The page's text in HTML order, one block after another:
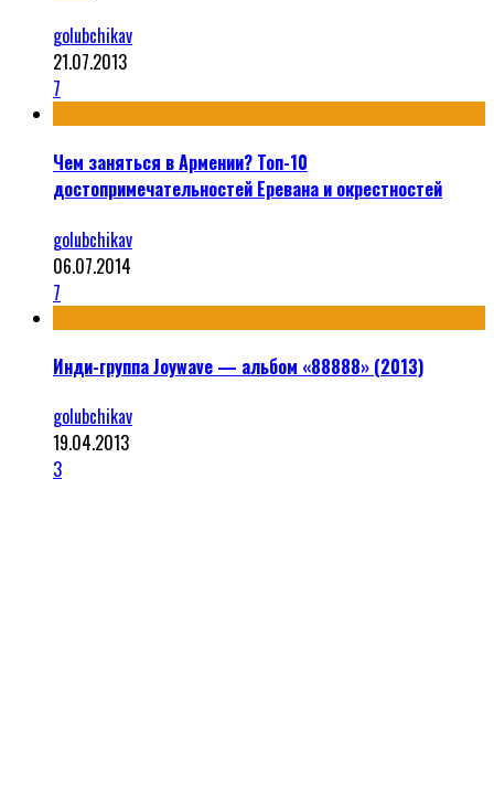
golubchikav
21.07.2013
7
Чем заняться в Армении? Топ-10
достопримечательностей Еревана и окрестностей
golubchikav
06.07.2014
7
Инди-группа Joywave — альбом «88888» (2013)
golubchikav
19.04.2013
3